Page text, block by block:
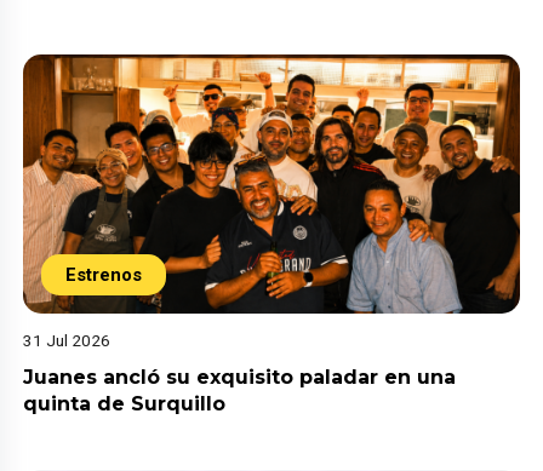
Estrenos
31 Jul 2026
Juanes ancló su exquisito paladar en una
quinta de Surquillo